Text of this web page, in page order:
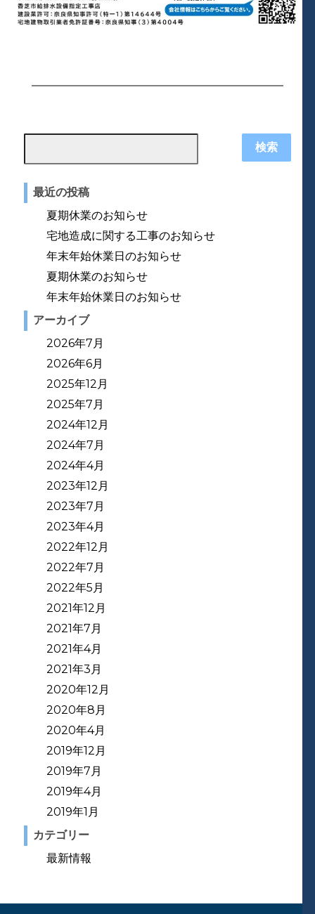
最近の投稿
夏期休業のお知らせ
宅地造成に関する工事のお知らせ
年末年始休業日のお知らせ
夏期休業のお知らせ
年末年始休業日のお知らせ
アーカイブ
2026年7月
2026年6月
2025年12月
2025年7月
2024年12月
2024年7月
2024年4月
2023年12月
2023年7月
2023年4月
2022年12月
2022年7月
2022年5月
2021年12月
2021年7月
2021年4月
2021年3月
2020年12月
2020年8月
2020年4月
2019年12月
2019年7月
2019年4月
2019年1月
カテゴリー
最新情報